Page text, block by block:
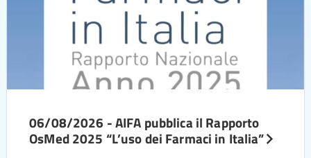
06/08/2026 - AIFA pubblica il Rapporto
OsMed 2025 “L’uso dei Farmaci in Italia”